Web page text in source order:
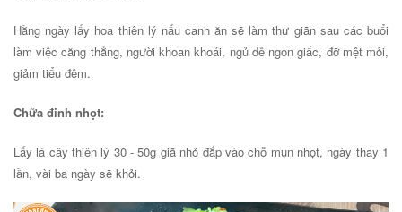
Hằng ngày lấy hoa thiên lý nấu canh ăn sẽ làm thư giãn sau các buổi
làm việc căng thẳng, người khoan khoái, ngủ dễ ngon giấc, đỡ mệt mỏi,
giảm tiểu đêm.
Chữa đinh nhọt:
Lấy lá cây thiên lý 30 - 50g giã nhỏ đắp vào chỗ mụn nhọt, ngày thay 1
lần, vài ba ngày sẽ khỏi.